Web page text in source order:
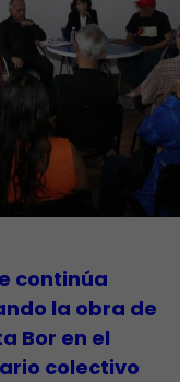
continúa
la obra de
Bor en el
colectivo